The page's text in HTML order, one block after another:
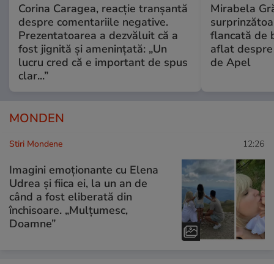
Corina Caragea, reacție tranșantă
despre comentariile negative.
Prezentatoarea a dezvăluit că a
fost jignită și amenințată: „Un
lucru cred că e important de spus
clar...”
Mirabela
flancată de
aflat
de Apel
MONDEN
Stiri Mondene 12:26
Imagini emoționante cu Elena
Udrea și fiica ei, la un an de
când a fost eliberată din
închisoare. „Mulțumesc,
Doamne”